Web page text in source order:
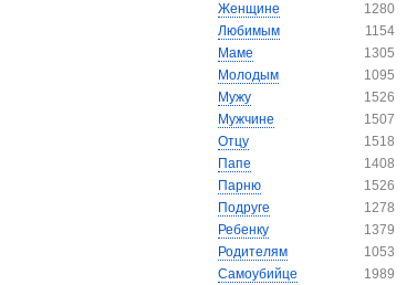
Женщине
1280
Любимым
1154
Маме
1305
Молодым
1095
Мужу
1526
Мужчине
1507
Отцу
1518
Папе
1408
Парню
1526
Подруге
1278
Ребенку
1379
Родителям
1053
Самоубийце
1989